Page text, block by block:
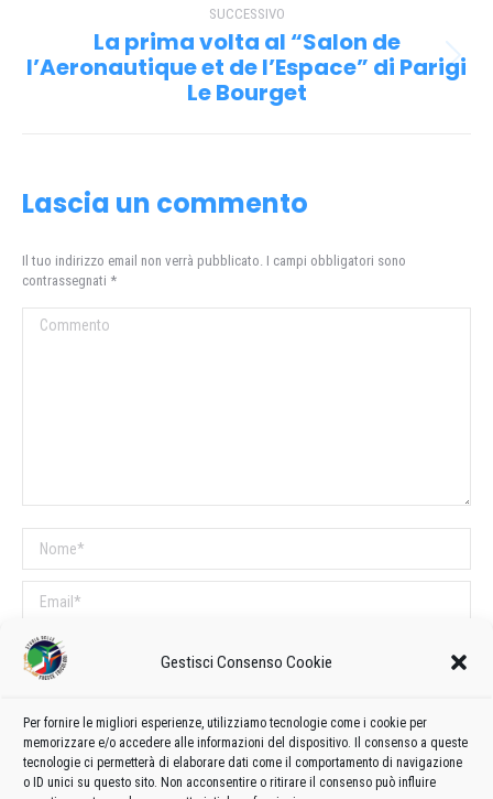
Gestisci Consenso Cookie
Per fornire le migliori esperienze, utilizziamo tecnologie come i cookie per
memorizzare e/o accedere alle informazioni del dispositivo. Il consenso a queste
tecnologie ci permetterà di elaborare dati come il comportamento di navigazione
o ID unici su questo sito. Non acconsentire o ritirare il consenso può influire
SUCCESSIVO
Prossimo
post:
La prima volta al “Salon de
l’Aeronautique et de l’Espace” di Parigi
Le Bourget
Lascia un commento
Il tuo indirizzo email non verrà pubblicato. I campi obbligatori sono
contrassegnati *
Commento
Nome *
Email *
Sito web
COMMENTI SUL POST
Questo sito utilizza Akismet per ridurre lo spam.Scopri come vengono
elaborati i dati derivati dai commenti.